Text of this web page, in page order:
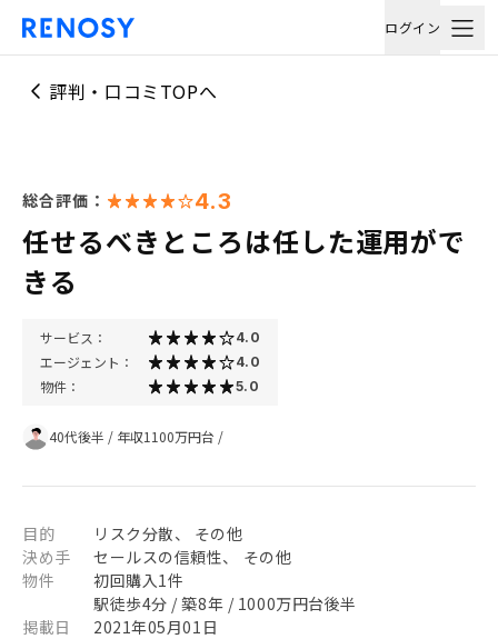
ログイン
評判・口コミTOPへ
総合評価： 4.3
任せるべきところは任した運用がで
きる
サービス： 4.0
エージェント： 4.0
物件： 5.0
40代後半 / 年収1100万円台 /
目的
リスク分散、 その他
決め手
セールスの信頼性、 その他
物件
初回購入1件
駅徒歩4分 / 築8年 / 1000万円台後半
掲載日
2021年05月01日